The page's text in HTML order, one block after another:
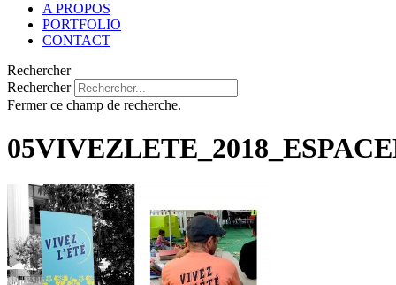
A PROPOS
PORTFOLIO
CONTACT
Rechercher
Rechercher
Fermer ce champ de recherche.